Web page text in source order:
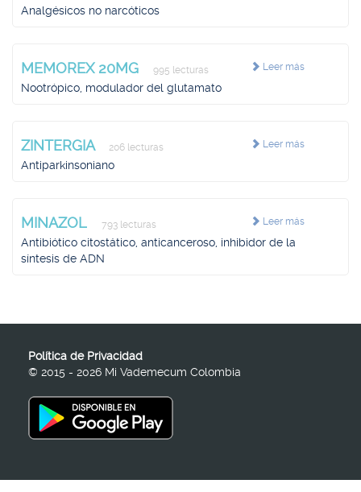
Analgésicos no narcóticos
Leer más
MEMOREX 20MG 995 lecturas
Nootrópico, modulador del glutamato
Leer más
ZINTERGIA 206 lecturas
Antiparkinsoniano
Leer más
MINAZOL 793 lecturas
Antibiótico citostático, anticanceroso, inhibidor de la
síntesis de ADN
Política de Privacidad
© 2015 - 2026 Mi Vademecum Colombia